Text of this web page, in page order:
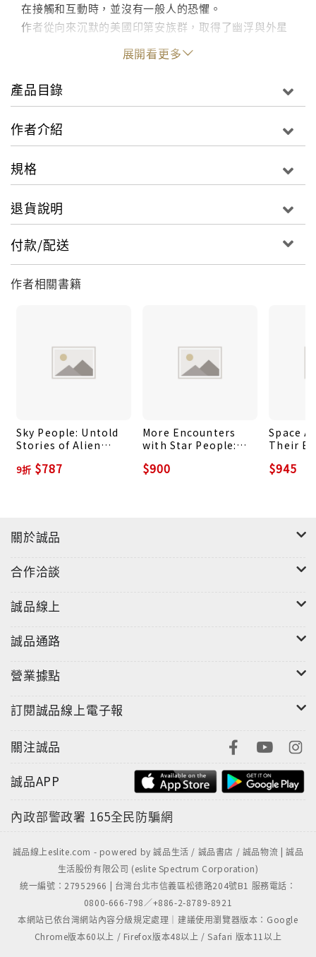
在接觸和互動時，並沒有一般人的恐懼。
作者從向來沉默的美國印第安族群，取得了幽浮與外星
訪客的重要資訊，幫助了讀者理解這些接觸經驗的普遍
展開看更多
產品目錄
作者介紹
規格
退貨說明
付款/配送
作者相關書籍
Sky People: Untold
Stories of Alien
Mesoamerica
9折 $787
More Encounters
with Star People:
Indians Tell their
$900
Space
Their
$945
關於誠品
合作洽談
誠品線上
誠品通路
營業據點
訂閱誠品線上電子報
關注誠品
誠品APP
內政部警政署 165全民防騙網
誠品線上eslite.com - powered by 誠品生活 / 誠品書店 / 誠品物流 | 誠品
生活股份有限公司 (eslite Spectrum Corporation)
統一編號：27952966 | 台灣台北市信義區松德路204號B1 服務電話：
0800-666-798／+886-2-8789-8921
本網站已依台灣網站內容分級規定處理｜建議使用瀏覽器版本：Google
Chrome版本60以上 / Firefox版本48以上 / Safari 版本11以上